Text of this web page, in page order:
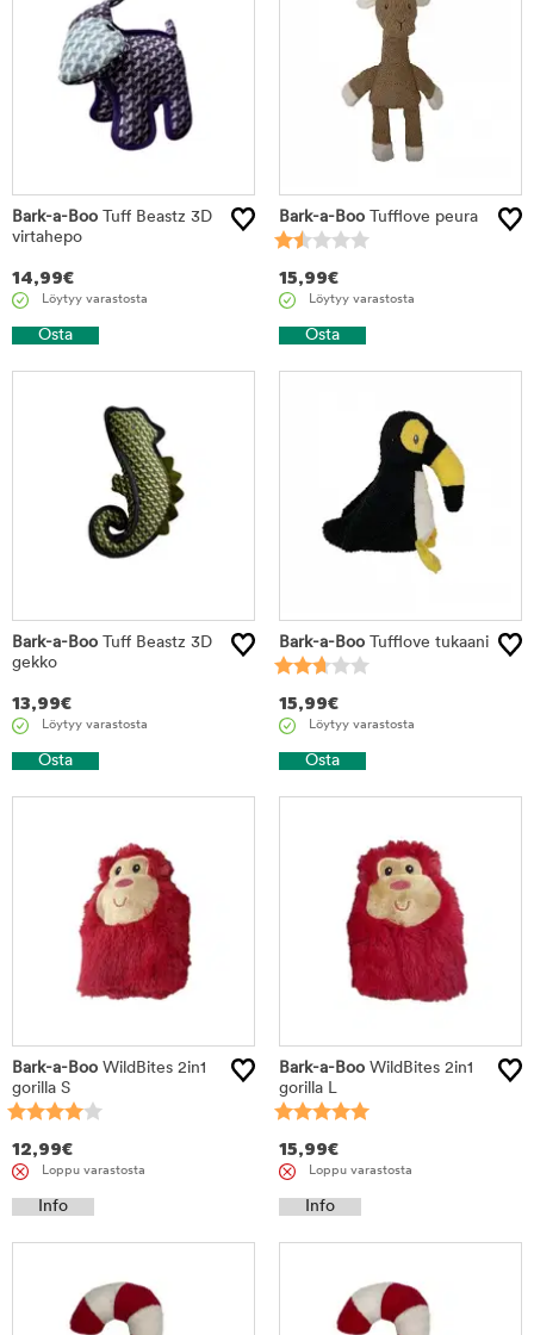
Bark-a-Boo Tuff Beastz 3D
virtahepo
14,99€
Löytyy varastosta
Osta
Bark-a-Boo Tufflove peura
15,99€
Löytyy varastosta
Osta
Bark-a-Boo Tuff Beastz 3D
gekko
13,99€
Löytyy varastosta
Osta
Bark-a-Boo Tufflove tukaani
15,99€
Löytyy varastosta
Osta
Bark-a-Boo WildBites 2in1
gorilla S
12,99€
Loppu varastosta
Info
Bark-a-Boo WildBites 2in1
gorilla L
15,99€
Loppu varastosta
Info